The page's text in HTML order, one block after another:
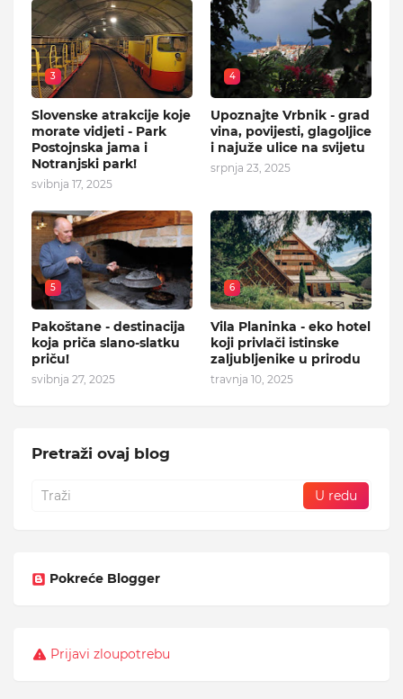
3
Slovenske atrakcije koje
morate vidjeti - Park
Postojnska jama i
Notranjski park!
svibnja 17, 2025
4
Upoznajte Vrbnik - grad
vina, povijesti, glagoljice
i najuže ulice na svijetu
srpnja 23, 2025
5
Pakoštane - destinacija
koja priča slano-slatku
priču!
svibnja 27, 2025
6
Vila Planinka - eko hotel
koji privlači istinske
zaljubljenike u prirodu
travnja 10, 2025
Pretraži ovaj blog
Pokreće Blogger
Prijavi zloupotrebu